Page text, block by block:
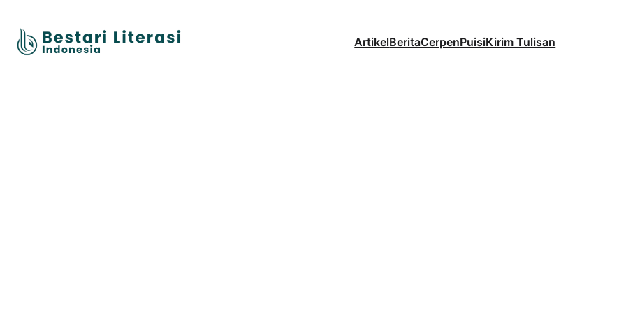
ArtikelBeritaCerpenPuisiKirim Tulisan